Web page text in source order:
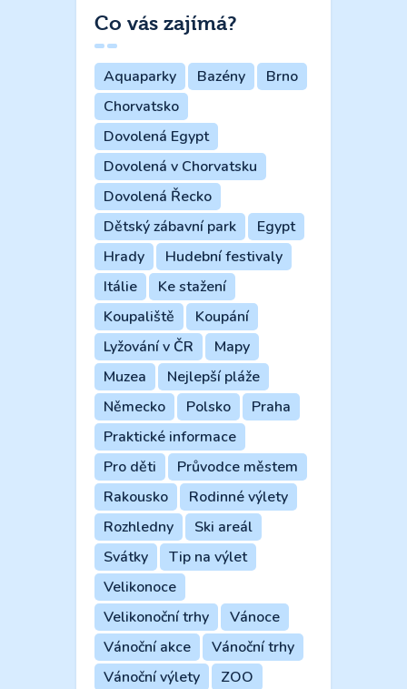
Co vás zajímá?
Aquaparky Bazény
Brno
Chorvatsko
Dovolená Egypt
Dovolená v Chorvatsku
Dovolená Řecko
Dětský zábavní park
Egypt
Hrady
Hudební festivaly
Itálie
Ke stažení
Koupaliště
Koupání
Lyžování v ČR
Mapy
Muzea
Nejlepší pláže
Německo
Polsko
Praha
Praktické informace
Pro děti
Průvodce městem
Rakousko
Rodinné výlety
Rozhledny
Ski areál
Svátky
Tip na výlet
Velikonoce
Velikonoční trhy
Vánoce
Vánoční akce
Vánoční trhy
Vánoční výlety
ZOO